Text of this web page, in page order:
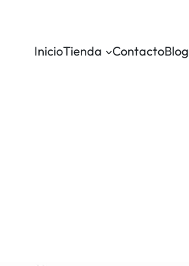
InicioTienda ContactoBlog